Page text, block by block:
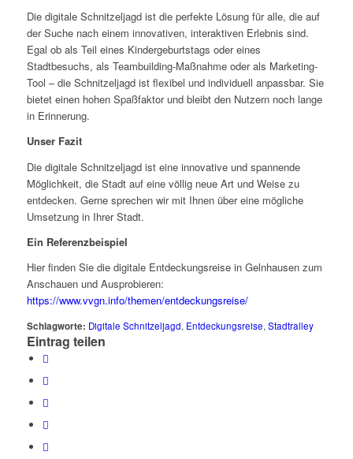
Die digitale Schnitzeljagd ist die perfekte Lösung für alle, die auf
der Suche nach einem innovativen, interaktiven Erlebnis sind.
Egal ob als Teil eines Kindergeburtstags oder eines
Stadtbesuchs, als Teambuilding-Maßnahme oder als Marketing-
Tool – die Schnitzeljagd ist flexibel und individuell anpassbar. Sie
bietet einen hohen Spaßfaktor und bleibt den Nutzern noch lange
in Erinnerung.
Unser Fazit
Die digitale Schnitzeljagd ist eine innovative und spannende
Möglichkeit, die Stadt auf eine völlig neue Art und Weise zu
entdecken. Gerne sprechen wir mit Ihnen über eine mögliche
Umsetzung in Ihrer Stadt.
Ein Referenzbeispiel
Hier finden Sie die digitale Entdeckungsreise in Gelnhausen zum
Anschauen und Ausprobieren:
https://www.vvgn.info/themen/entdeckungsreise/
Schlagworte: Digitale Schnitzeljagd, Entdeckungsreise, Stadtralley
Eintrag teilen